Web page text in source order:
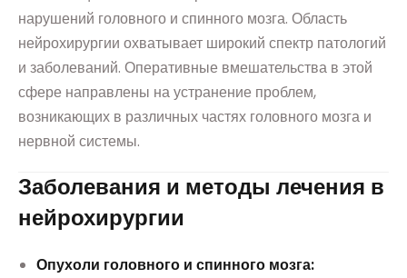
нарушений головного и спинного мозга. Область
нейрохирургии охватывает широкий спектр патологий
и заболеваний. Оперативные вмешательства в этой
сфере направлены на устранение проблем,
возникающих в различных частях головного мозга и
нервной системы.
Заболевания и методы лечения в
нейрохирургии
Опухоли головного и спинного мозга: